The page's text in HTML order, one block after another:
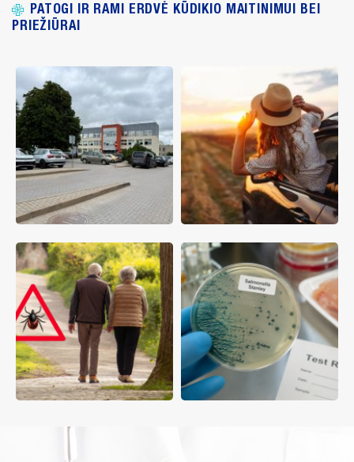
PATOGI IR RAMI ERDVĖ KŪDIKIO MAITINIMUI BEI
PRIEŽIŪRAI